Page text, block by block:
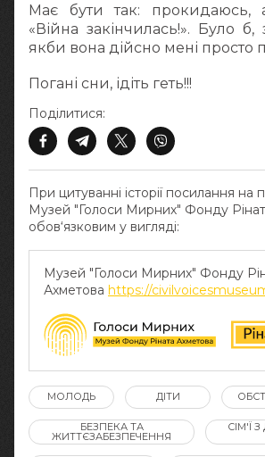
Має бути так: прокидаюсь,
«Війна закінчилась!». Було б,
якби вона дійсно мені просто
Погані сни, ідіть геть!!!
При цитуванні історії посилання
Музей "Голоси Мирних" Фонду
обов‘язковим у вигляді:
Музей "Голоси Мирних" Фонду
Ахметова https://
Поділитися:
МОЛОДЬ ДІТИ
БЕЗПЕКА ТА
ЖИТТЄЗАБЕЗПЕЧЕННЯ
СІМ'Ї